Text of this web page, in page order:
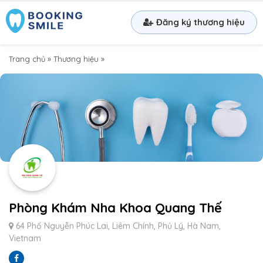
Đăng ký thương hiệu
Trang chủ » Thương hiệu »
Phòng Khám Nha Khoa Quang Thế
64 Phố Nguyễn Phúc Lai, Liêm Chính, Phủ Lý, Hà Nam,
Vietnam